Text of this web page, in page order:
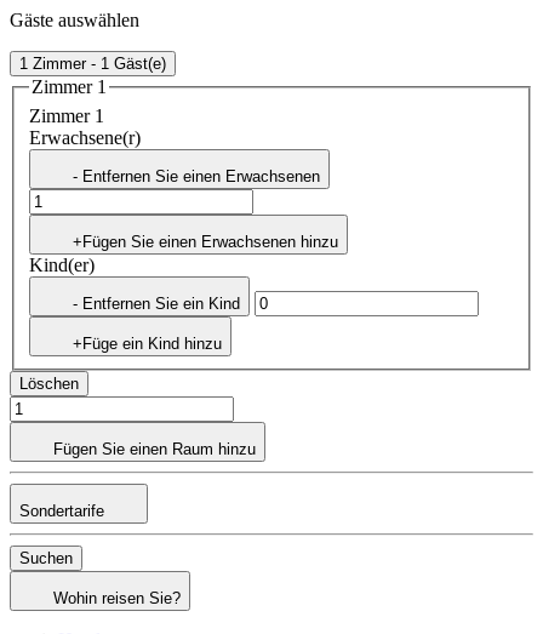
Gäste auswählen
1 Zimmer - 1 Gäst(e)
Zimmer 1
Zimmer 1
Erwachsene(r)
- Entfernen Sie einen Erwachsenen
+Fügen Sie einen Erwachsenen hinzu
Kind(er)
- Entfernen Sie ein Kind
+Füge ein Kind hinzu
Löschen
Fügen Sie einen Raum hinzu
Sondertarife
Suchen
Wohin reisen Sie?